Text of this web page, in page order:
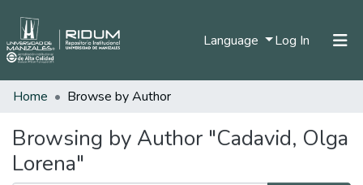
Language Log In (current)
Communities & Collections
Home Browse by Author
Browsing by Author "Cadavid, Olga
Lorena"